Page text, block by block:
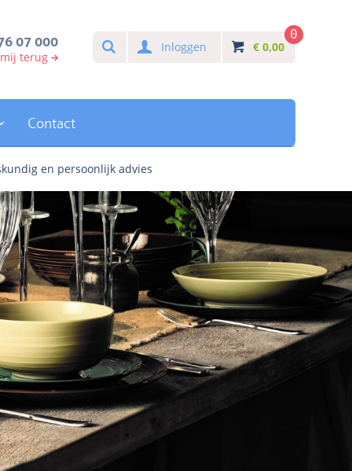
07 000
terug
SearchInloggen € 0,00
0
Contact
en persoonlijk advies